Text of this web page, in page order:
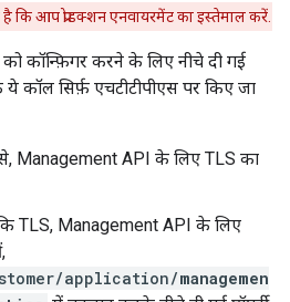
कि आप प्रोडक्शन एनवायरमेंट का इस्तेमाल करें.
कॉन्फ़िगर करने के लिए नीचे दी गई
ये कॉल सिर्फ़ एचटीटीपीएस पर किए जा
Management API के लिए TLS का
TLS, Management API के लिए
application/managemen